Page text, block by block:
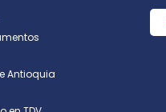
Antioquia